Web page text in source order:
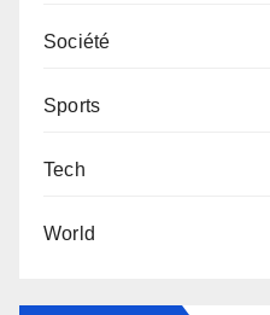
Société
Sports
Tech
World